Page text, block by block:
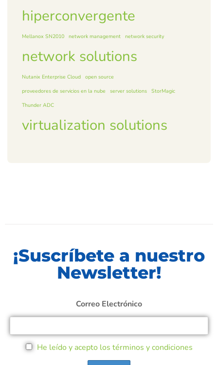
hiperconvergente
Mellanox SN2010 network management network security
network solutions
Nutanix Enterprise Cloud open source
proveedores de servicios en la nube
server solutions StorMagic
Thunder ADC
virtualization solutions
¡Suscríbete a nuestro
Newsletter!
Correo Electrónico
He leído y acepto los términos y condiciones